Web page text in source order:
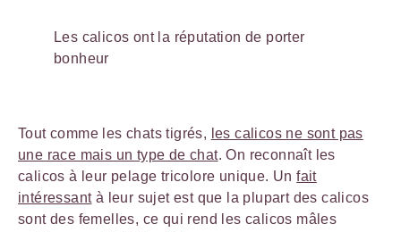
Les calicos ont la réputation de porter
bonheur
Tout comme les chats tigrés, les calicos ne sont pas
une race mais un type de chat. On reconnaît les
calicos à leur pelage tricolore unique. Unfait
intéressantà leur sujet est que la plupart des calicos
sont des femelles, ce qui rend les calicos mâles